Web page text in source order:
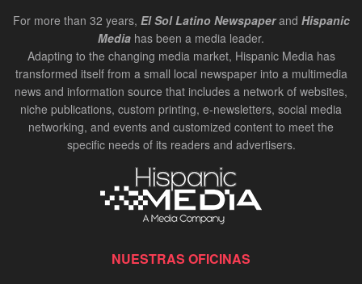
For more than 32 years, El Sol Latino Newspaperand Hispanic
Media has been a media leader.
Adapting to the changing media market, Hispanic Media has
transformed itself from a small local newspaper into a multimedia
news and information source that includes a network of websites,
niche publications, custom printing, e-newsletters, social media
networking, and events and customized content to meet the
specific needs of its readers and advertisers.
NUESTRAS OFICINAS